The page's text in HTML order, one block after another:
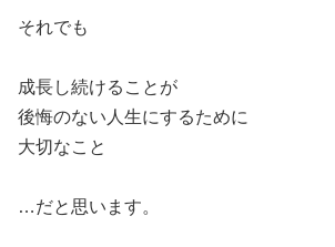
それでも
成長し続けることが
後悔のない人生にするために
大切なこと
…だと思います。